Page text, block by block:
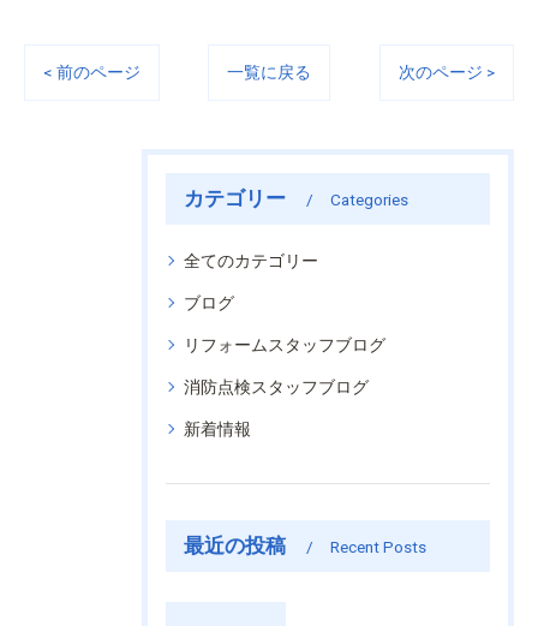
< 前のページ 一覧に戻る 次のページ >
カテゴリー Categories
全てのカテゴリー
ブログ
リフォームスタッフブログ
消防点検スタッフブログ
新着情報
最近の投稿 Recent Posts